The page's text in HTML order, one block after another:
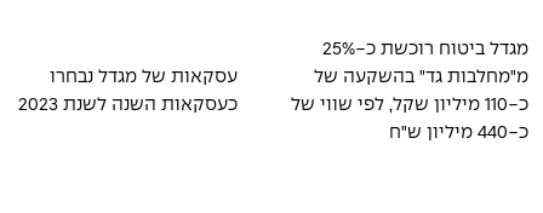
מגדל ביטוח רוכשת כ-25%
מ"מחלבות גד" בהשקעה של
כ-110 מיליון שקל, לפי שווי של
כ-440 מיליון ש"ח
עסקאות של מגדל נבחרו
כעסקאות השנה לשנת 2023